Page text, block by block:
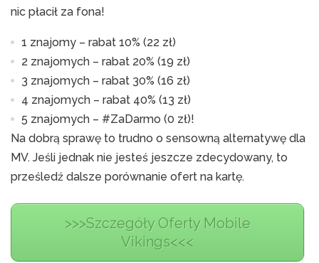
nic płacił za fona!
1 znajomy – rabat 10% (22 zł)
2 znajomych – rabat 20% (19 zł)
3 znajomych – rabat 30% (16 zł)
4 znajomych – rabat 40% (13 zł)
5 znajomych – #ZaDarmo (0 zł)!
Na dobrą sprawę to trudno o sensowną alternatywę dla
MV. Jeśli jednak nie jesteś jeszcze zdecydowany, to
prześledź dalsze porównanie ofert na kartę.
>>>Szczegóły Oferty Mobile
Vikings<<<